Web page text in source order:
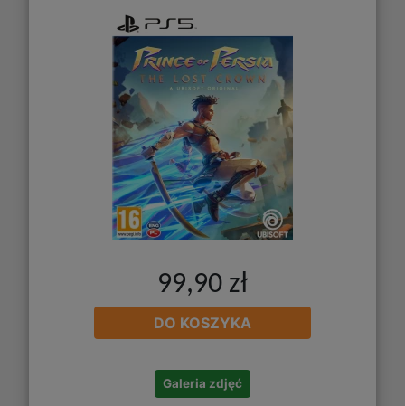
99,90 zł
DO KOSZYKA
Galeria zdjęć